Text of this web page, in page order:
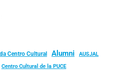
Centro Cultural Alumni
AUSJAL
Centro Cultural de la PUCE